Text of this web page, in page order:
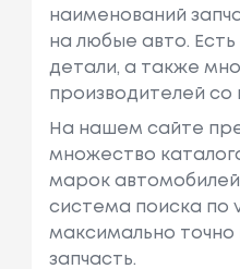
наименований
на любые авто.
детали, а также
производителей со
На нашем сайте
множество
марок
система поиска по
максимально
запчасть.